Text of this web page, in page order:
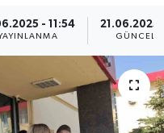
- 11:54 21.06.2025
Fikstür